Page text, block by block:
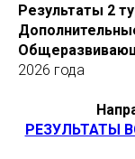
Результаты 2
2026 года
РЕЗУЛЬТАТЫ